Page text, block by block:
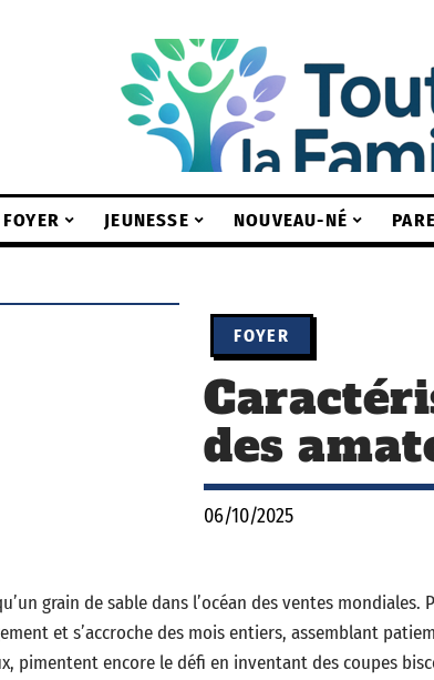
FOYER JEUNESSE NOUVEAU-NÉ
FOYER
des
06/10/2025
grain de sable dans l’océan des ventes mondiales.
et s’accroche des mois entiers, assemblant
pimentent encore le défi en inventant des coupes